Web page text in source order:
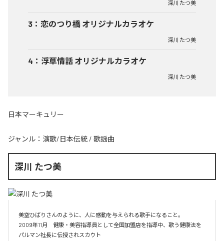
深川 たつ美
3 ： 恋のつり橋 オリジナルカラオケ
深川 たつ美
4 ： 浮草情話 オリジナルカラオケ
深川 たつ美
日本マーキュリー
ジャンル： 演歌/日本伝統 / 歌謡曲
深川 たつ美
美空ひばりさんのように、人に感動を与えられる歌手になること。
2009年11月　健康・美容指導員として全国加盟店を指導中、歌う健康法を
パルマン社長に伝授されスカウト